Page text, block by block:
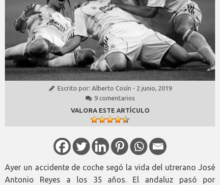
Escrito por: Alberto Cosín - 2 junio, 2019
9 comentarios
VALORA ESTE ARTÍCULO
Ayer un accidente de coche segó la vida del utrerano José
Antonio Reyes a los 35 años. El andaluz pasó por